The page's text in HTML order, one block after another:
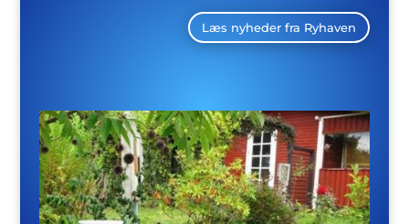
Læs nyheder fra Ryhaven